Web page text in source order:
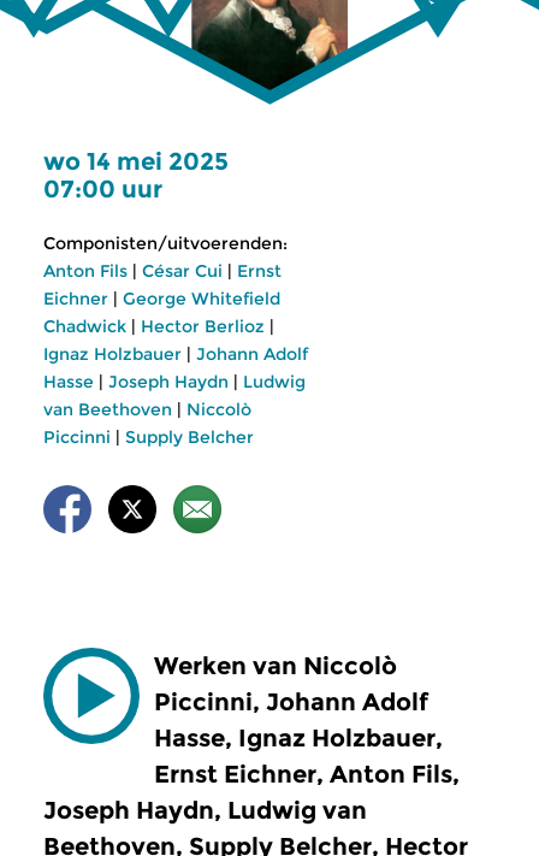
wo 14 mei 2025
07:00 uur
Componisten/uitvoerenden:
Anton Fils | César Cui | Ernst
Eichner | George Whitefield
Chadwick | Hector Berlioz |
Ignaz Holzbauer | Johann Adolf
Hasse | Joseph Haydn | Ludwig
van Beethoven | Niccolò
Piccinni | Supply Belcher
Werken van Niccolò
Piccinni, Johann Adolf
Hasse, Ignaz Holzbauer,
Ernst Eichner, Anton Fils,
Joseph Haydn, Ludwig van
Beethoven, Supply Belcher, Hector